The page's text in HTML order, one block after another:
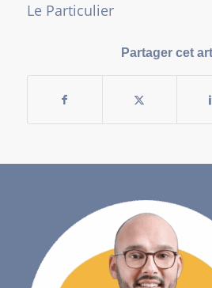
Le Particulier
Partager cet